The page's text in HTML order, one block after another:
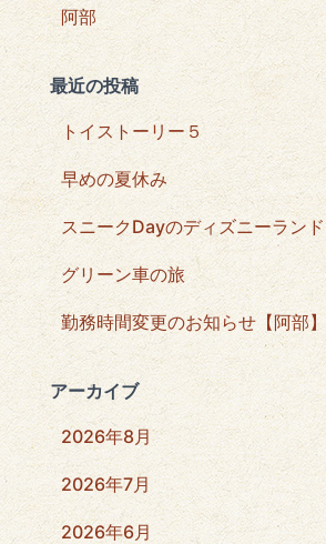
阿部
最近の投稿
トイストーリー５
早めの夏休み
スニークDayのディズニーランド
グリーン車の旅
勤務時間変更のお知らせ【阿部】
アーカイブ
2026年8月
2026年7月
2026年6月